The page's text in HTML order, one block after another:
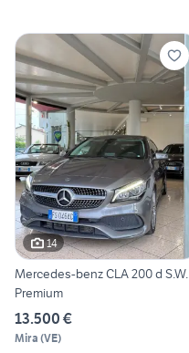
14
Mercedes-benz CLA 200 d S.W.
Premium
13.500 €
Mira (VE)